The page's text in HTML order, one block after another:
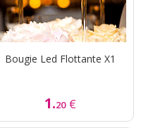
Bougie Led Flottante X1
1.20 €